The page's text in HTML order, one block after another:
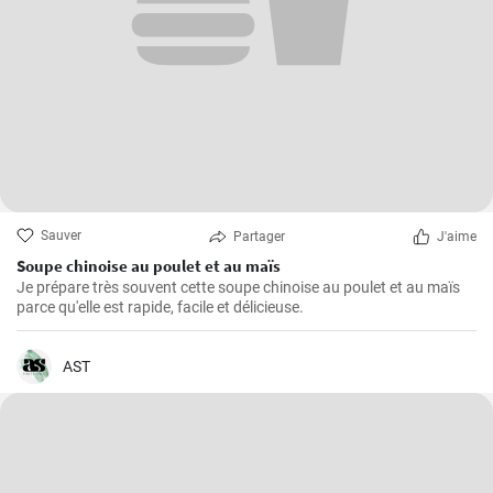
Sauver Partager J'aime
Soupe chinoise au poulet et au maïs
Je prépare très souvent cette soupe chinoise au poulet et au maïs
parce qu'elle est rapide, facile et délicieuse.
AST